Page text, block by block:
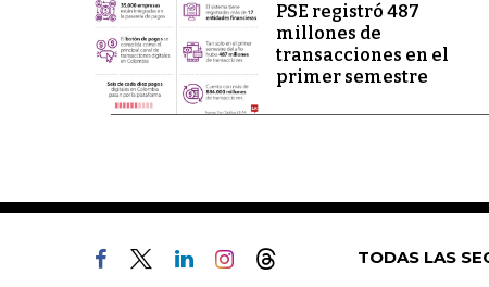
PSE registró 487
millones de
transacciones en el
primer semestre
TODAS LAS